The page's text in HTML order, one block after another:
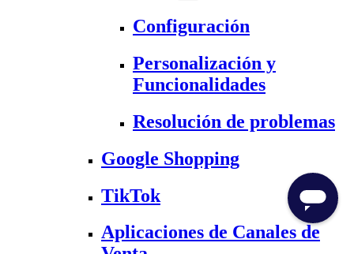
Configuración
Personalización y
Funcionalidades
Resolución de problemas
Google Shopping
TikTok
Aplicaciones de Canales de